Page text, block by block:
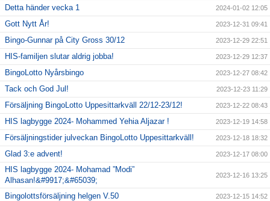
Detta händer vecka 1 2024-01-02 12:05
Gott Nytt År! 2023-12-31 09:41
Bingo-Gunnar på City Gross 30/12 2023-12-29 22:51
HIS-familjen slutar aldrig jobba! 2023-12-29 12:37
BingoLotto Nyårsbingo 2023-12-27 08:42
Tack och God Jul! 2023-12-23 11:29
Försäljning BingoLotto Uppesittarkväll 22/12-23/12! 2023-12-22 08:43
HIS lagbygge 2024- Mohammed Yehia Aljazar ! 2023-12-19 14:58
Försäljningstider julveckan BingoLotto Uppesittarkväll! 2023-12-18 18:32
Glad 3:e advent! 2023-12-17 08:00
HIS lagbygge 2024- Mohamad ”Modi”
Alhasan!&#9917;&#65039;
2023-12-16 13:25
Bingolottsförsäljning helgen V.50 2023-12-15 14:52